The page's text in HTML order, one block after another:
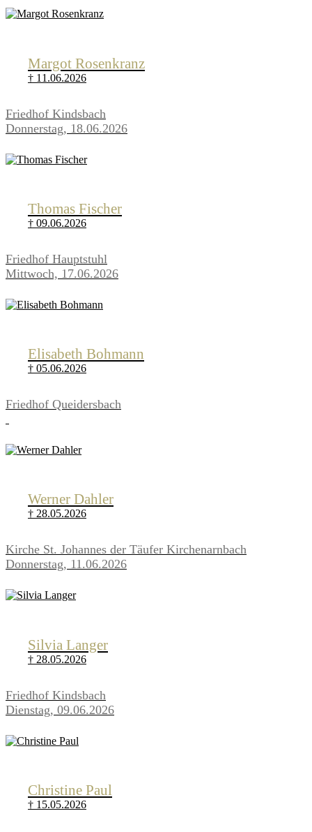
Margot Rosenkranz
† 11.06.2026
Friedhof Kindsbach
Donnerstag, 18.06.2026
Thomas Fischer
† 09.06.2026
Friedhof Hauptstuhl
Mittwoch, 17.06.2026
Elisabeth Bohmann
† 05.06.2026
Friedhof Queidersbach
Werner Dahler
† 28.05.2026
Kirche St. Johannes der Täufer Kirchenarnbach
Donnerstag, 11.06.2026
Silvia Langer
† 28.05.2026
Friedhof Kindsbach
Dienstag, 09.06.2026
Christine Paul
† 15.05.2026